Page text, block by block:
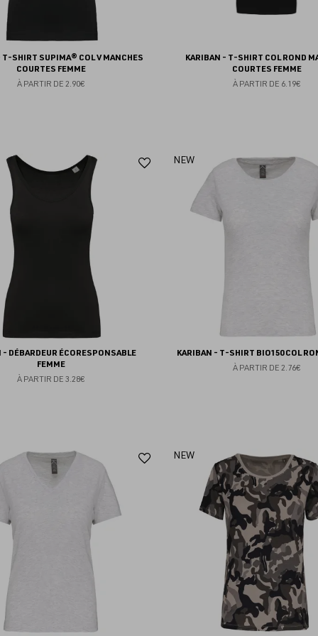
T-SHIRT SUPIMA® COL V MANCHES
COURTES FEMME
À PARTIR DE 2.90€
KARIBAN - T-SHIRT COL ROND
COURTES FEMME
À PARTIR DE 6.19€
- DÉBARDEUR ÉCORESPONSABLE
FEMME
À PARTIR DE 3.28€
Ajouter
favoris
NEW
KARIBAN - T-SHIRT BIO150 COL
À PARTIR DE 2.76€
Ajouter
favoris
NEW